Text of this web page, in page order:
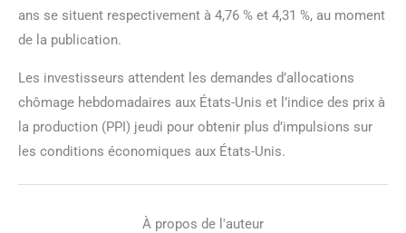
ans se situent respectivement à 4,76 % et 4,31 %, au moment
de la publication.
Les investisseurs attendent les demandes d’allocations
chômage hebdomadaires aux États-Unis et l’indice des prix à
la production (PPI) jeudi pour obtenir plus d’impulsions sur
les conditions économiques aux États-Unis.
À propos de l'auteur